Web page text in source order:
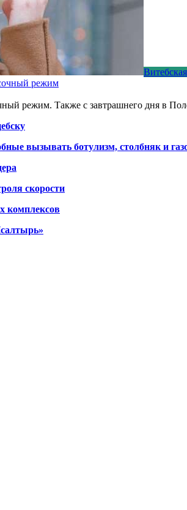
режим
режим. Также с завтрашнего дня в
вызывать ботулизм, столбняк и
скорости
комплексов